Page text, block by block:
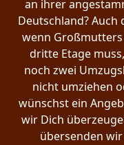
an ihrer
Deutschland?
wenn
dritte Etage
noch zwei
nicht umziehen
wünschst ein
wir Dich
übersenden